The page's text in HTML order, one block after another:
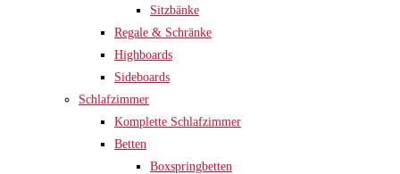
Sitzbänke
Regale & Schränke
Highboards
Sideboards
Schlafzimmer
Komplette Schlafzimmer
Betten
Boxspringbetten